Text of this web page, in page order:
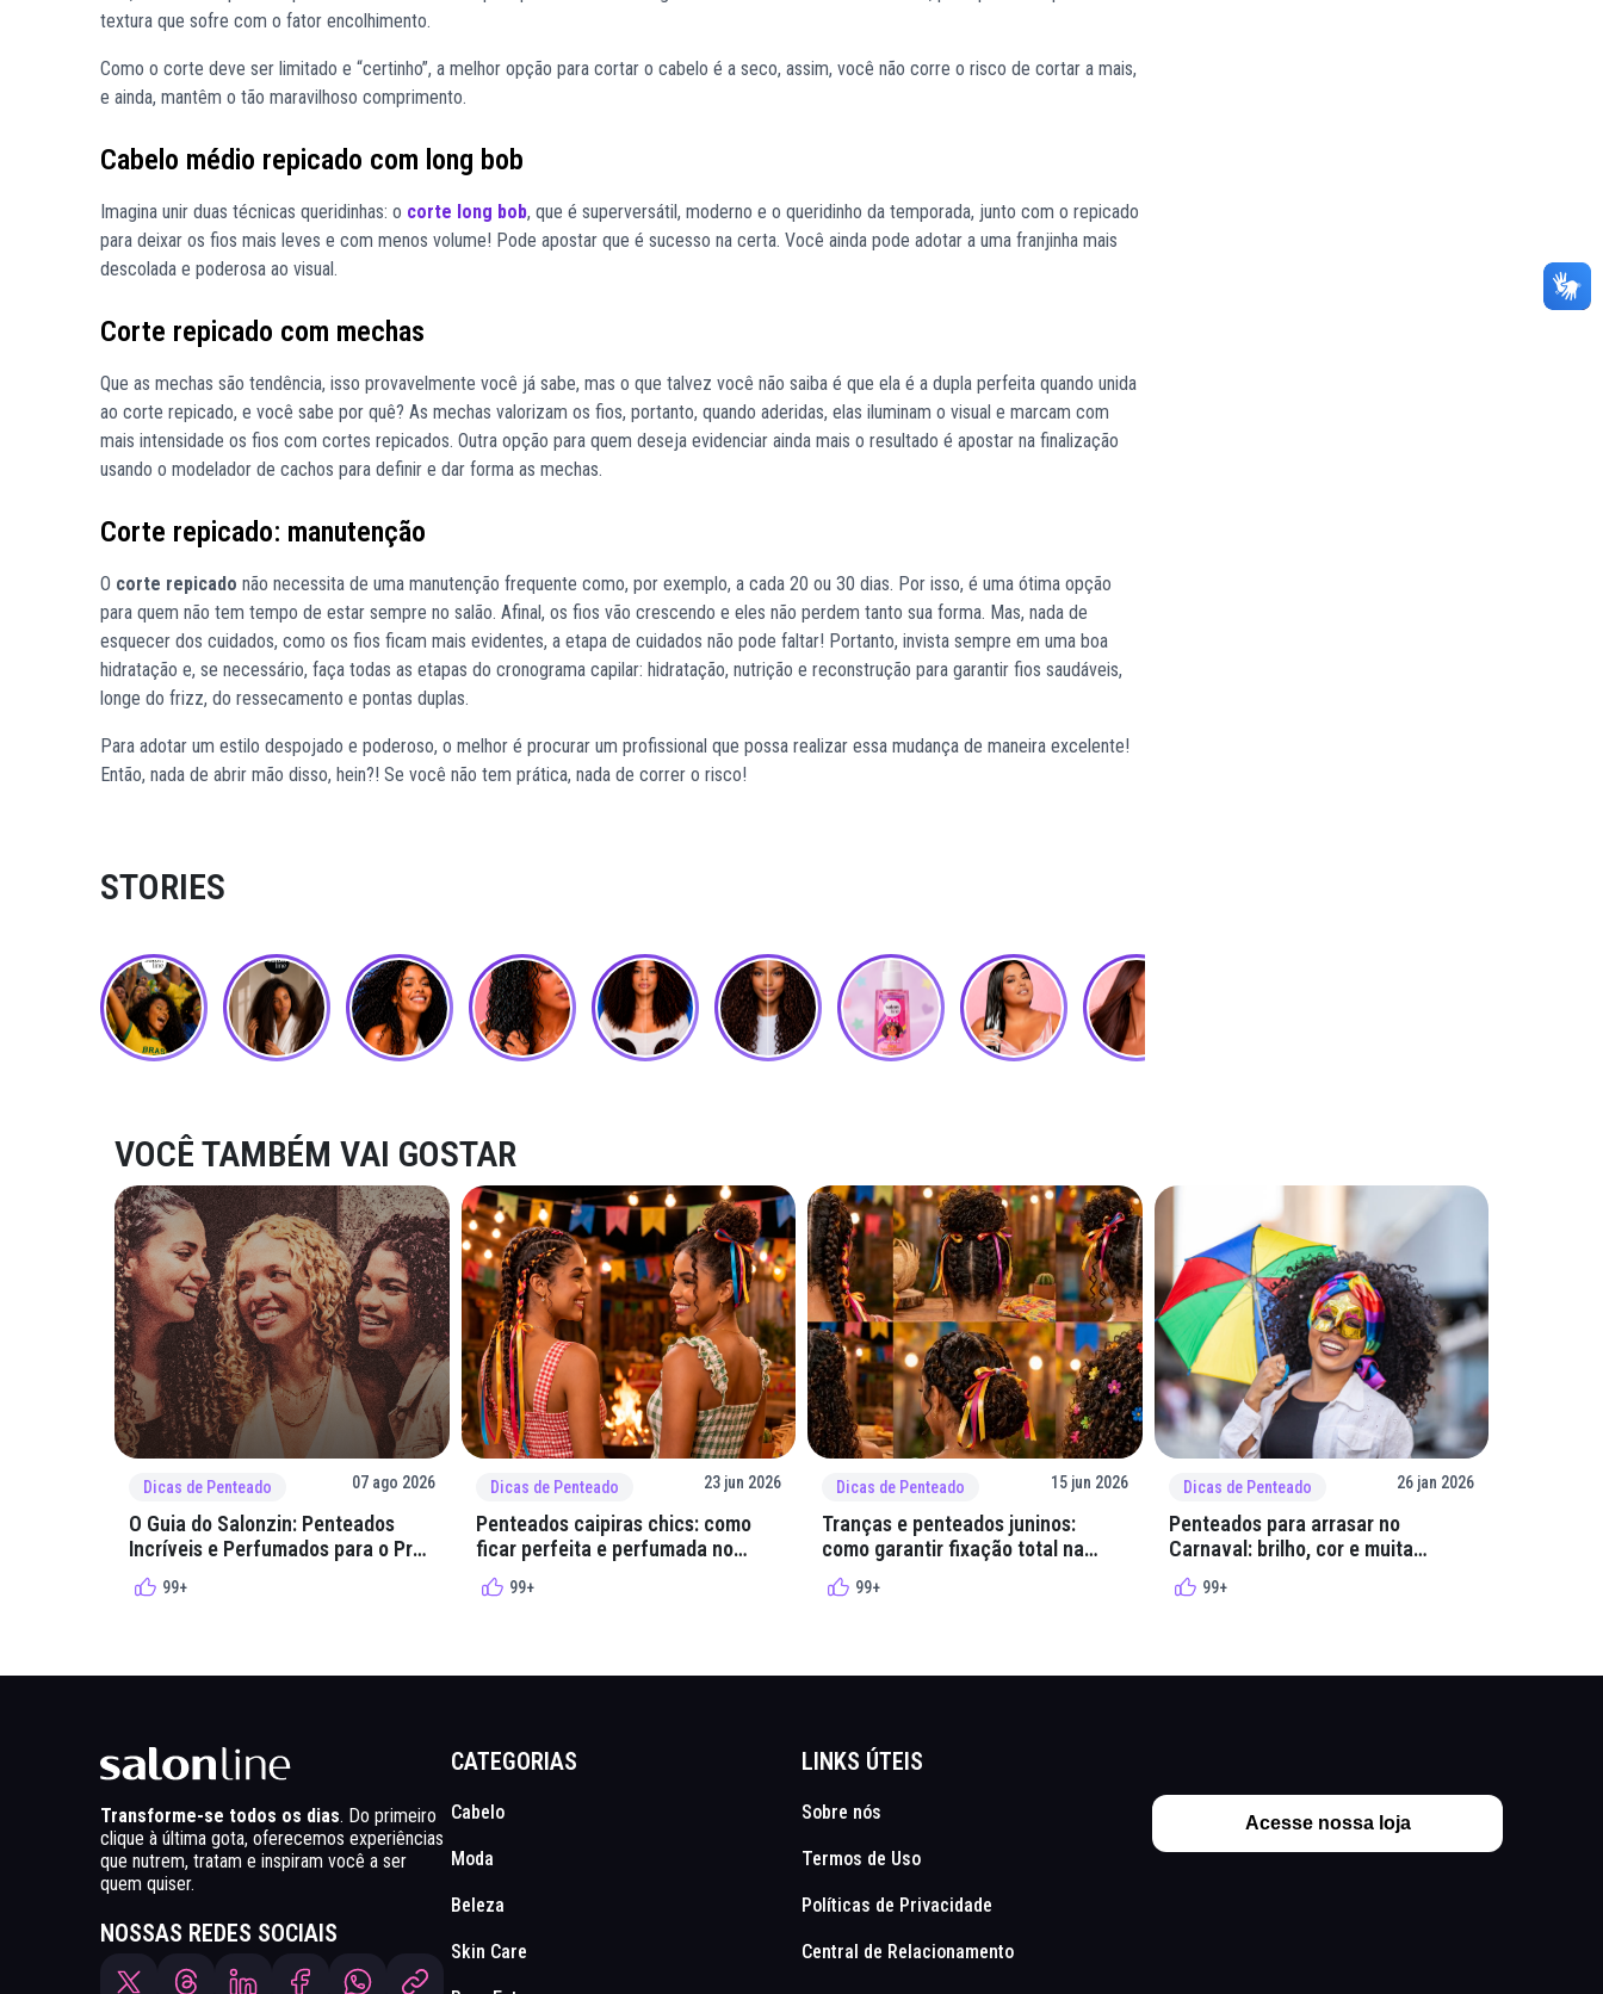
textura que sofre com o fator encolhimento.
Como o corte deve ser limitado e “certinho”, a melhor opção para cortar o cabelo é a seco, assim, você não corre o risco de cortar a mais,
e ainda, mantêm o tão maravilhoso comprimento.
Cabelo médio repicado com long bob
Imagina unir duas técnicas queridinhas: o corte long bob, que é superversátil, moderno e o queridinho da temporada, junto com o repicado
para deixar os fios mais leves e com menos volume! Pode apostar que é sucesso na certa. Você ainda pode adotar a uma franjinha mais
descolada e poderosa ao visual.
Corte repicado com mechas
Que as mechas são tendência, isso provavelmente você já sabe, mas o que talvez você não saiba é que ela é a dupla perfeita quando unida
ao corte repicado, e você sabe por quê? As mechas valorizam os fios, portanto, quando aderidas, elas iluminam o visual e marcam com
mais intensidade os fios com cortes repicados. Outra opção para quem deseja evidenciar ainda mais o resultado é apostar na finalização
usando o modelador de cachos para definir e dar forma as mechas.
Corte repicado: manutenção
O corte repicado não necessita de uma manutenção frequente como, por exemplo, a cada 20 ou 30 dias. Por isso, é uma ótima opção
para quem não tem tempo de estar sempre no salão. Afinal, os fios vão crescendo e eles não perdem tanto sua forma. Mas, nada de
esquecer dos cuidados, como os fios ficam mais evidentes, a etapa de cuidados não pode faltar! Portanto, invista sempre em uma boa
hidratação e, se necessário, faça todas as etapas do cronograma capilar: hidratação, nutrição e reconstrução para garantir fios saudáveis,
longe do frizz, do ressecamento e pontas duplas.
Para adotar um estilo despojado e poderoso, o melhor é procurar um profissional que possa realizar essa mudança de maneira excelente!
Então, nada de abrir mão disso, hein?! Se você não tem prática, nada de correr o risco!
STORIES
VOCÊ TAMBÉM VAI GOSTAR
Dicas de Penteado 07 ago 2026
O Guia do Salonzin: Penteados
Incríveis e Perfumados para o Pré-
Rolê
99+
Dicas de Penteado 23 jun 2026
Penteados caipiras chics: como
ficar perfeita e perfumada no
arraial
99+
Dicas de Penteado 15 jun 2026
Tranças e penteados juninos:
como garantir fixação total na
quadrilha
99+
Dicas de Penteado 26 jan 2026
Penteados para arrasar no
Carnaval: brilho, cor e muita
criatividade
99+
Transforme-se todos os dias. Do primeiro
clique à última gota, oferecemos experiências
que nutrem, tratam e inspiram você a ser
quem quiser.
NOSSAS REDES SOCIAIS
CATEGORIAS
Cabelo
Moda
Beleza
Skin Care
LINKS ÚTEIS
Sobre nós
Termos de Uso
Políticas de Privacidade
Central de Relacionamento
Acesse nossa loja